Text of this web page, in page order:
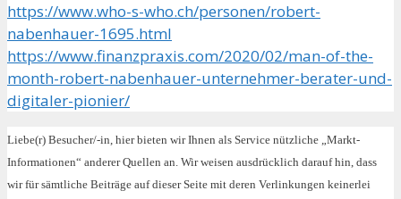
https://www.who-s-who.ch/personen/robert-
nabenhauer-1695.html
https://www.finanzpraxis.com/2020/02/man-of-the-
month-robert-nabenhauer-unternehmer-berater-und-
digitaler-pionier/
Liebe(r) Besucher/-in, hier bieten wir Ihnen als Service nützliche „Markt-
Informationen“ anderer Quellen an. Wir weisen ausdrücklich darauf hin, dass
wir für sämtliche Beiträge auf dieser Seite mit deren Verlinkungen keinerlei